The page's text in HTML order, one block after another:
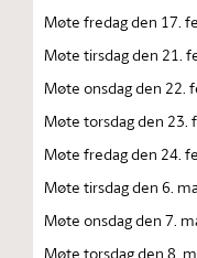
Møte fredag den 17.
Møte tirsdag den 21.
Møte onsdag den 22.
Møte torsdag den 23.
Møte fredag den 24.
Møte tirsdag den 6.
Møte onsdag den 7.
Møte torsdag den 8.